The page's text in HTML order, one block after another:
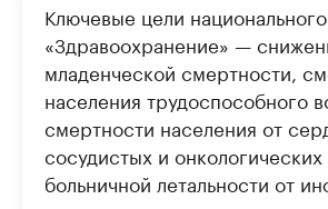
Ключевые цели
«Здравоохранение» —
младенческой смертности,
населения трудоспособного
смертности населения от
сосудистых и онкологических
больничной летальности от